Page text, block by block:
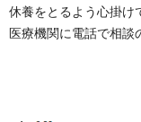
休養をとるよう心掛け
医療機関に電話で相談